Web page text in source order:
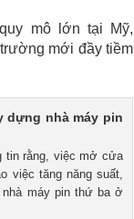
mô lớn tại Mỹ,
mới đầy tiềm
dựng nhà máy pin
tin rằng, việc mở cửa
việc tăng năng suất,
nhà máy pin thứ ba ở